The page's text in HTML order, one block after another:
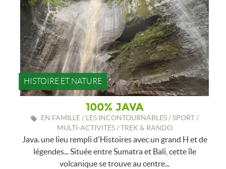
HISTOIRE ET NATURE
100% JAVA
EN FAMILLE / LES INCONTOURNABLES / SPORT /
MULTI-ACTIVITÉS / TREK & RANDO
Java. une lieu rempli d'Histoires avec un grand H et de
légendes... Située entre Sumatra et Bali, cette île
volcanique se trouve au centre...